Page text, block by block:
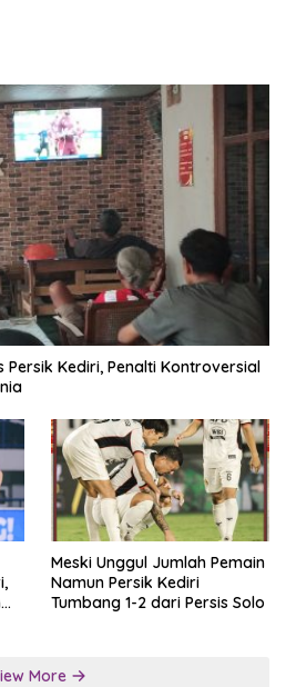
Persik Kediri, Penalti Kontroversial
Meski Unggul Jumlah Pemain
Namun Persik Kediri
Tumbang 1-2 dari Persis Solo
More